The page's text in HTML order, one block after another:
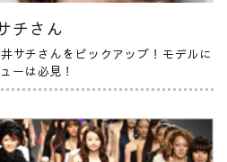
チさん
チさんをピックアップ！モデルに
ーは必見！